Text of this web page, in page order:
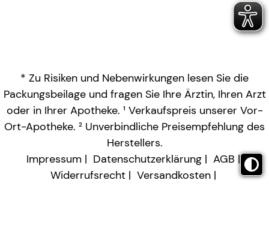
* Zu Risiken und Nebenwirkungen lesen Sie die
Packungsbeilage und fragen Sie Ihre Ärztin, Ihren Arzt
oder in Ihrer Apotheke. ¹ Verkaufspreis unserer Vor-
Ort-Apotheke. ² Unverbindliche Preisempfehlung des
Herstellers.
Impressum
Datenschutzerklärung
AGB
Widerrufsrecht
Versandkosten